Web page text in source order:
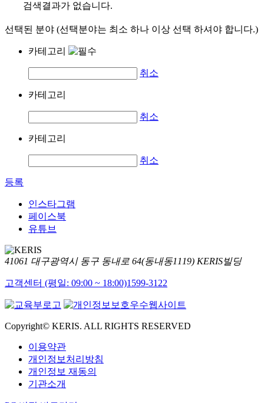
검색결과가 없습니다.
선택된 분야 (선택분야는 최소 하나 이상 선택 하셔야 합니다.)
카테고리
취소
카테고리
취소
카테고리
취소
등록
인스타그램
페이스북
유튜브
41061 대구광역시 동구 동내로 64(동내동1119) KERIS빌딩
고객센터 (평일: 09:00 ~ 18:00)1599-3122
Copyright© KERIS. ALL RIGHTS RESERVED
이용약관
개인정보처리방침
개인정보 재동의
기관소개